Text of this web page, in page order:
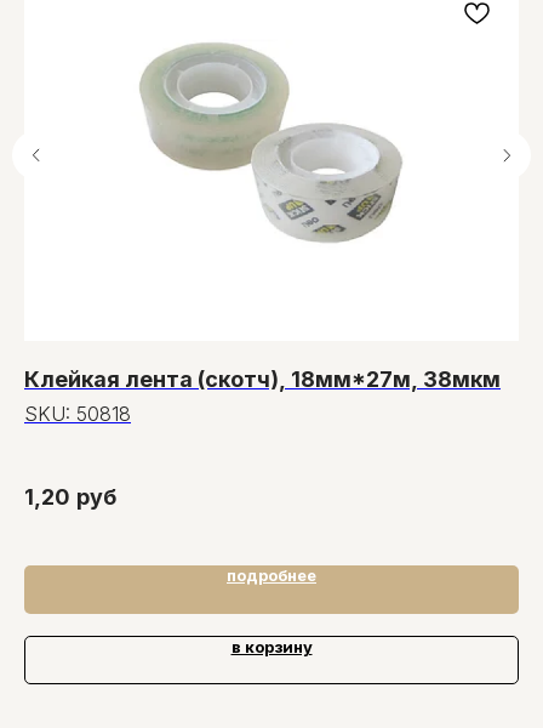
Клейкая лента (скотч), 18мм*27м, 38мкм
SKU: 50818
1,20 руб
подробнее
в корзину